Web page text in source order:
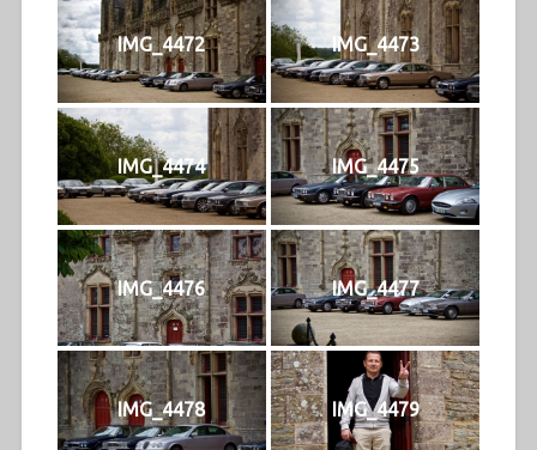
IMG_4472 IMG_4473
IMG_4474 IMG_4475
IMG_4476 IMG_4477
IMG_4478 IMG_4479